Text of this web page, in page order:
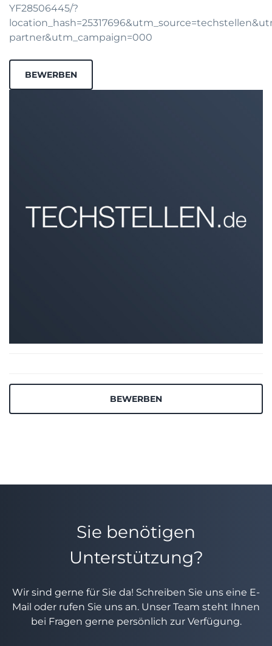
YF28506445/?
partner&utm_campaign=000
BEWERBEN
BEWERBEN
Sie benötigen
Unterstützung?
Wir sind gerne für Sie da! Schreiben Sie uns eine E-
Mail oder rufen Sie uns an. Unser Team steht Ihnen
bei Fragen gerne persönlich zur Verfügung.